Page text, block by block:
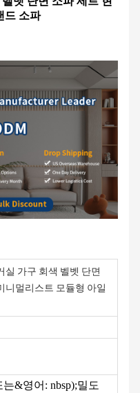
드 소파
실 가구 회색 벨벳 단면
니멀리스트 모듈형 아일
&영어: nbsp);밀도